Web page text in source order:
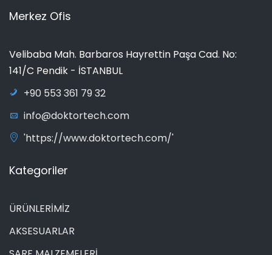
Merkez Ofis
Velibaba Mah. Barbaros Hayrettin Paşa Cad. No:
141/C Pendik - İSTANBUL
+90 553 361 79 32
info@doktortech.com
'https://www.doktortech.com/'
Kategoriler
ÜRÜNLERİMİZ
AKSESUARLAR